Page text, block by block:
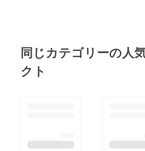
同じカテゴリーの人
クト